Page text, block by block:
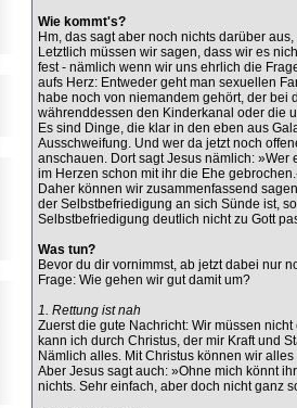
Wie kommt's?
Hm, das sagt aber noch nichts darüber
Letztlich müssen wir sagen, dass wir es
fest - nämlich wenn wir uns ehrlich die
aufs Herz: Entweder geht man sexuellen
habe noch von niemandem gehört, der
währenddessen den Kinderkanal oder die
Es sind Dinge, die klar in den eben aus
Ausschweifung. Und wer da jetzt noch
anschauen. Dort sagt Jesus nämlich:
im Herzen schon mit ihr die Ehe
Daher können wir zusammenfassend
der Selbstbefriedigung an sich Sünde ist,
Selbstbefriedigung deutlich nicht zu Gott
Was tun?
Bevor du dir vornimmst, ab jetzt dabei nur
Frage: Wie gehen wir gut damit um?
1. Rettung ist nah
Zuerst die gute Nachricht: Wir müssen
kann ich durch Christus, der mir Kraft und
Nämlich alles. Mit Christus können wir
Aber Jesus sagt auch: »Ohne mich könnt
nichts. Sehr einfach, aber doch nicht ganz